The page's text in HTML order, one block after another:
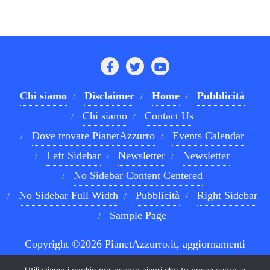
Chi siamo Disclaimer Home
Pubblicità
Chi siamo
Contact Us
Dove trovare PianetAzzurro
Events Calendar
Left Sidebar
Newsletter
Newsletter
No Sidebar Content Centered
No Sidebar Full Width
Pubblicità
Right Sidebar
Sample Page
Copyright ©2026 PianetAzzurro.it, aggiornamenti